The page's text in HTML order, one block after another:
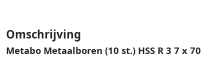
Omschrijving
Metabo Metaalboren (10 st.) HSS R 3 7 x 70